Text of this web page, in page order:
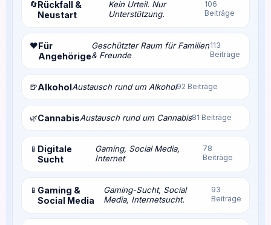
🔄Rückfall &
Neustart
Kein Urteil. Nur
Unterstützung.
106
Beiträge
❤️Für
Angehörige
Geschützter Raum für Familien
& Freunde
113
Beiträge
🍺AlkoholAustausch rund um Alkohol92 Beiträge
🌿CannabisAustausch rund um Cannabis81 Beiträge
📱 Digitale
Sucht
Gaming, Social Media,
Internet
78
Beiträge
📱 Gaming &
Social Media
Gaming-Sucht, Social
Media, Internetsucht.
93
Beiträge